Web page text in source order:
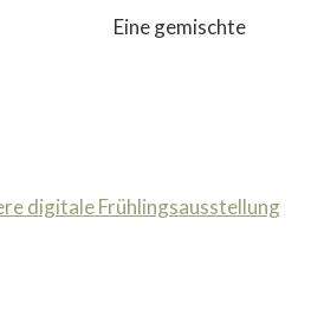
Eine gemischte
digitale Frühlingsausstellung